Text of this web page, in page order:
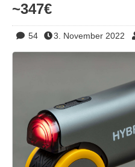
~347€
54 3. November 2022